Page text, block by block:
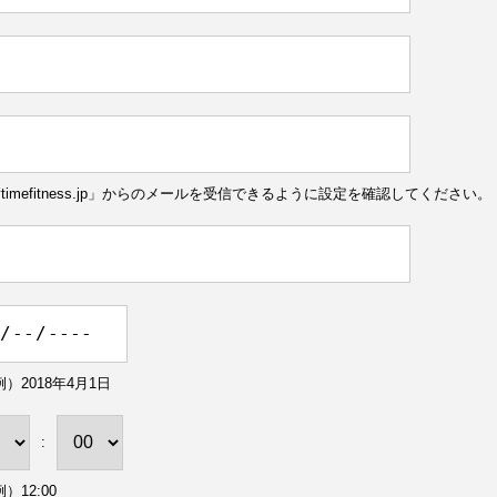
」からのメールを受信できるように設定を確認してください。
）2018年4月1日
:
）12:00